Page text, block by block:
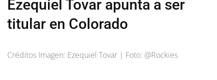
Ezequiel Tovar apunta a ser
titular en Colorado
Créditos Imagen: Ezequiel Tovar | Foto: @Rockies